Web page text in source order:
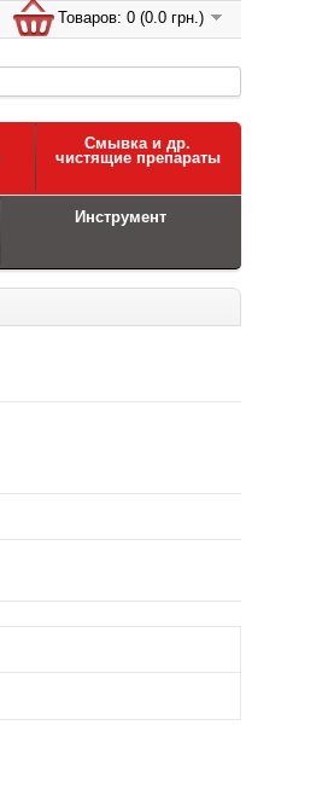
Товаров: 0 (0.0 грн.)
Смывка и др.
чистящие препараты
Инструмент